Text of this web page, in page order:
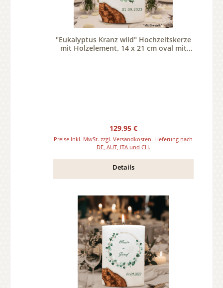
"Eukalyptus Kranz wild" Hochzeitskerze
mit Holzelement. 14 x 21 cm oval mit
Regulärer Preis:
129,95 €
Preise inkl. MwSt. zzgl. Versandkosten. Lieferung nach
DE, AUT, ITA und CH.
Details